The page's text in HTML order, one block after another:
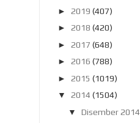
► 2019 (407)
► 2018 (420)
► 2017 (648)
► 2016 (788)
► 2015 (1019)
▼
2014 (1504)
▼
Disember 2014